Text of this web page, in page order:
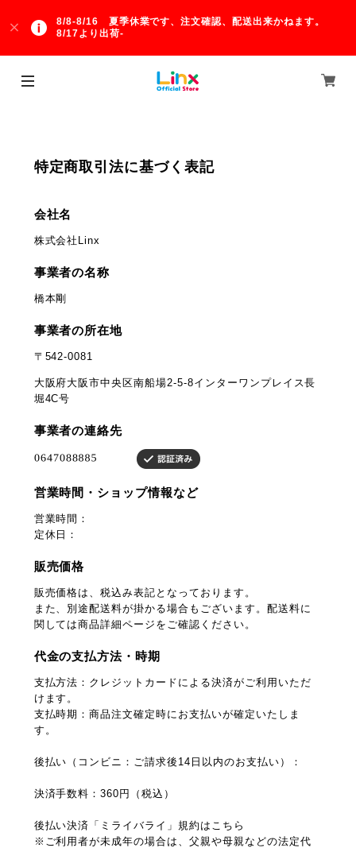
8/8-8/16 夏季休業です、注文確認、配送出来かねます。
8/17より出荷-
特定商取引法に基づく表記
会社名
株式会社Linx
事業者の名称
橋本剛
事業者の所在地
〒542-0081
大阪府大阪市中央区南船場2-5-8インターワンプレイス長
堀4C号
事業者の連絡先
営業時間・ショップ情報など
営業時間：
定休日：
販売価格
販売価格は、税込み表記となっております。
また、別途配送料が掛かる場合もございます。配送料に
関しては商品詳細ページをご確認ください。
代金の支払方法・時期
支払方法：クレジットカードによる決済がご利用いただ
けます。
支払時期：商品注文確定時にお支払いが確定いたしま
す。
後払い（コンビニ：ご請求後14日以内のお支払い）：
決済手数料：360円（税込）
後払い決済「ミライバライ」規約はこちら
※ご利用者が未成年の場合は、父親や母親などの法定代